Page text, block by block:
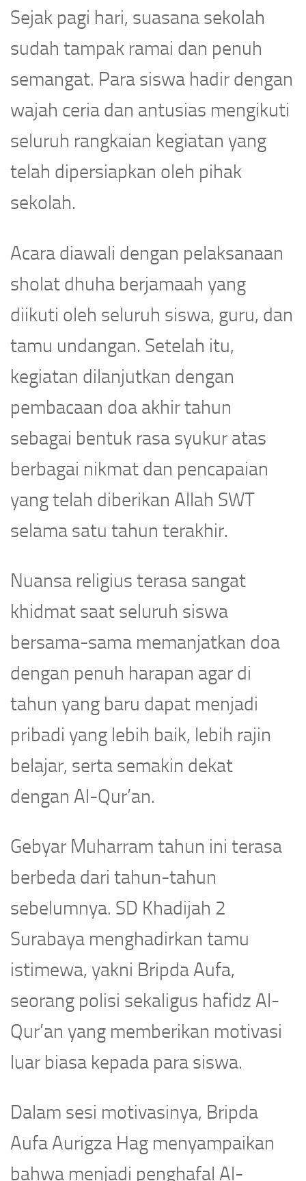
Sejak pagi hari, suasana sekolah
sudah tampak ramai dan penuh
semangat. Para siswa hadir dengan
wajah ceria dan antusias mengikuti
seluruh rangkaian kegiatan yang
telah dipersiapkan oleh pihak
sekolah.
Acara diawali dengan pelaksanaan
sholat dhuha berjamaah yang
diikuti oleh seluruh siswa, guru, dan
tamu undangan. Setelah itu,
kegiatan dilanjutkan dengan
pembacaan doa akhir tahun
sebagai bentuk rasa syukur atas
berbagai nikmat dan pencapaian
yang telah diberikan Allah SWT
selama satu tahun terakhir.
Nuansa religius terasa sangat
khidmat saat seluruh siswa
bersama-sama memanjatkan doa
dengan penuh harapan agar di
tahun yang baru dapat menjadi
pribadi yang lebih baik, lebih rajin
belajar, serta semakin dekat
dengan Al-Qur’an.
Gebyar Muharram tahun ini terasa
berbeda dari tahun-tahun
sebelumnya. SD Khadijah 2
Surabaya menghadirkan tamu
istimewa, yakni Bripda Aufa,
seorang polisi sekaligus hafidz Al-
Qur’an yang memberikan motivasi
luar biasa kepada para siswa.
Dalam sesi motivasinya, Bripda
Aufa Aurigza Hag menyampaikan
bahwa menjadi penghafal Al-